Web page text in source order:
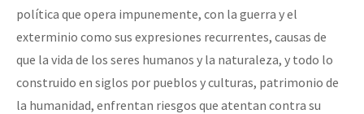
política que opera impunemente, con la guerra y el
exterminio como sus expresiones recurrentes, causas de
que la vida de los seres humanos y la naturaleza, y todo lo
construido en siglos por pueblos y culturas, patrimonio de
la humanidad, enfrentan riesgos que atentan contra su